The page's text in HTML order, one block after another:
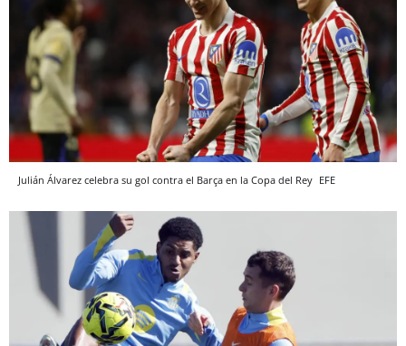
Julián Álvarez celebra su gol contra el Barça en la Copa del Rey EFE